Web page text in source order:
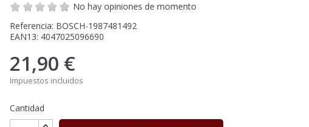
No hay opiniones de momento
Referencia: BOSCH-1987481492
EAN13: 4047025096690
21,90 €
Impuestos incluidos
Cantidad